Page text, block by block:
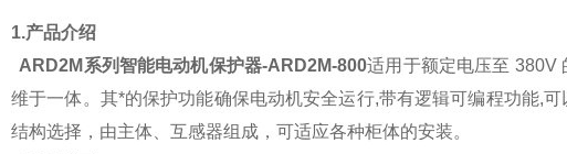
1.产品介绍
ARD2M系列智能电动机保护器-ARD2M-800适用于额定电压至 380V
维于一体。其*的保护功能确保电动机安全运行,带有逻辑可编程功能,可
结构选择，由主体、互感器组成，可适应各种柜体的安装。